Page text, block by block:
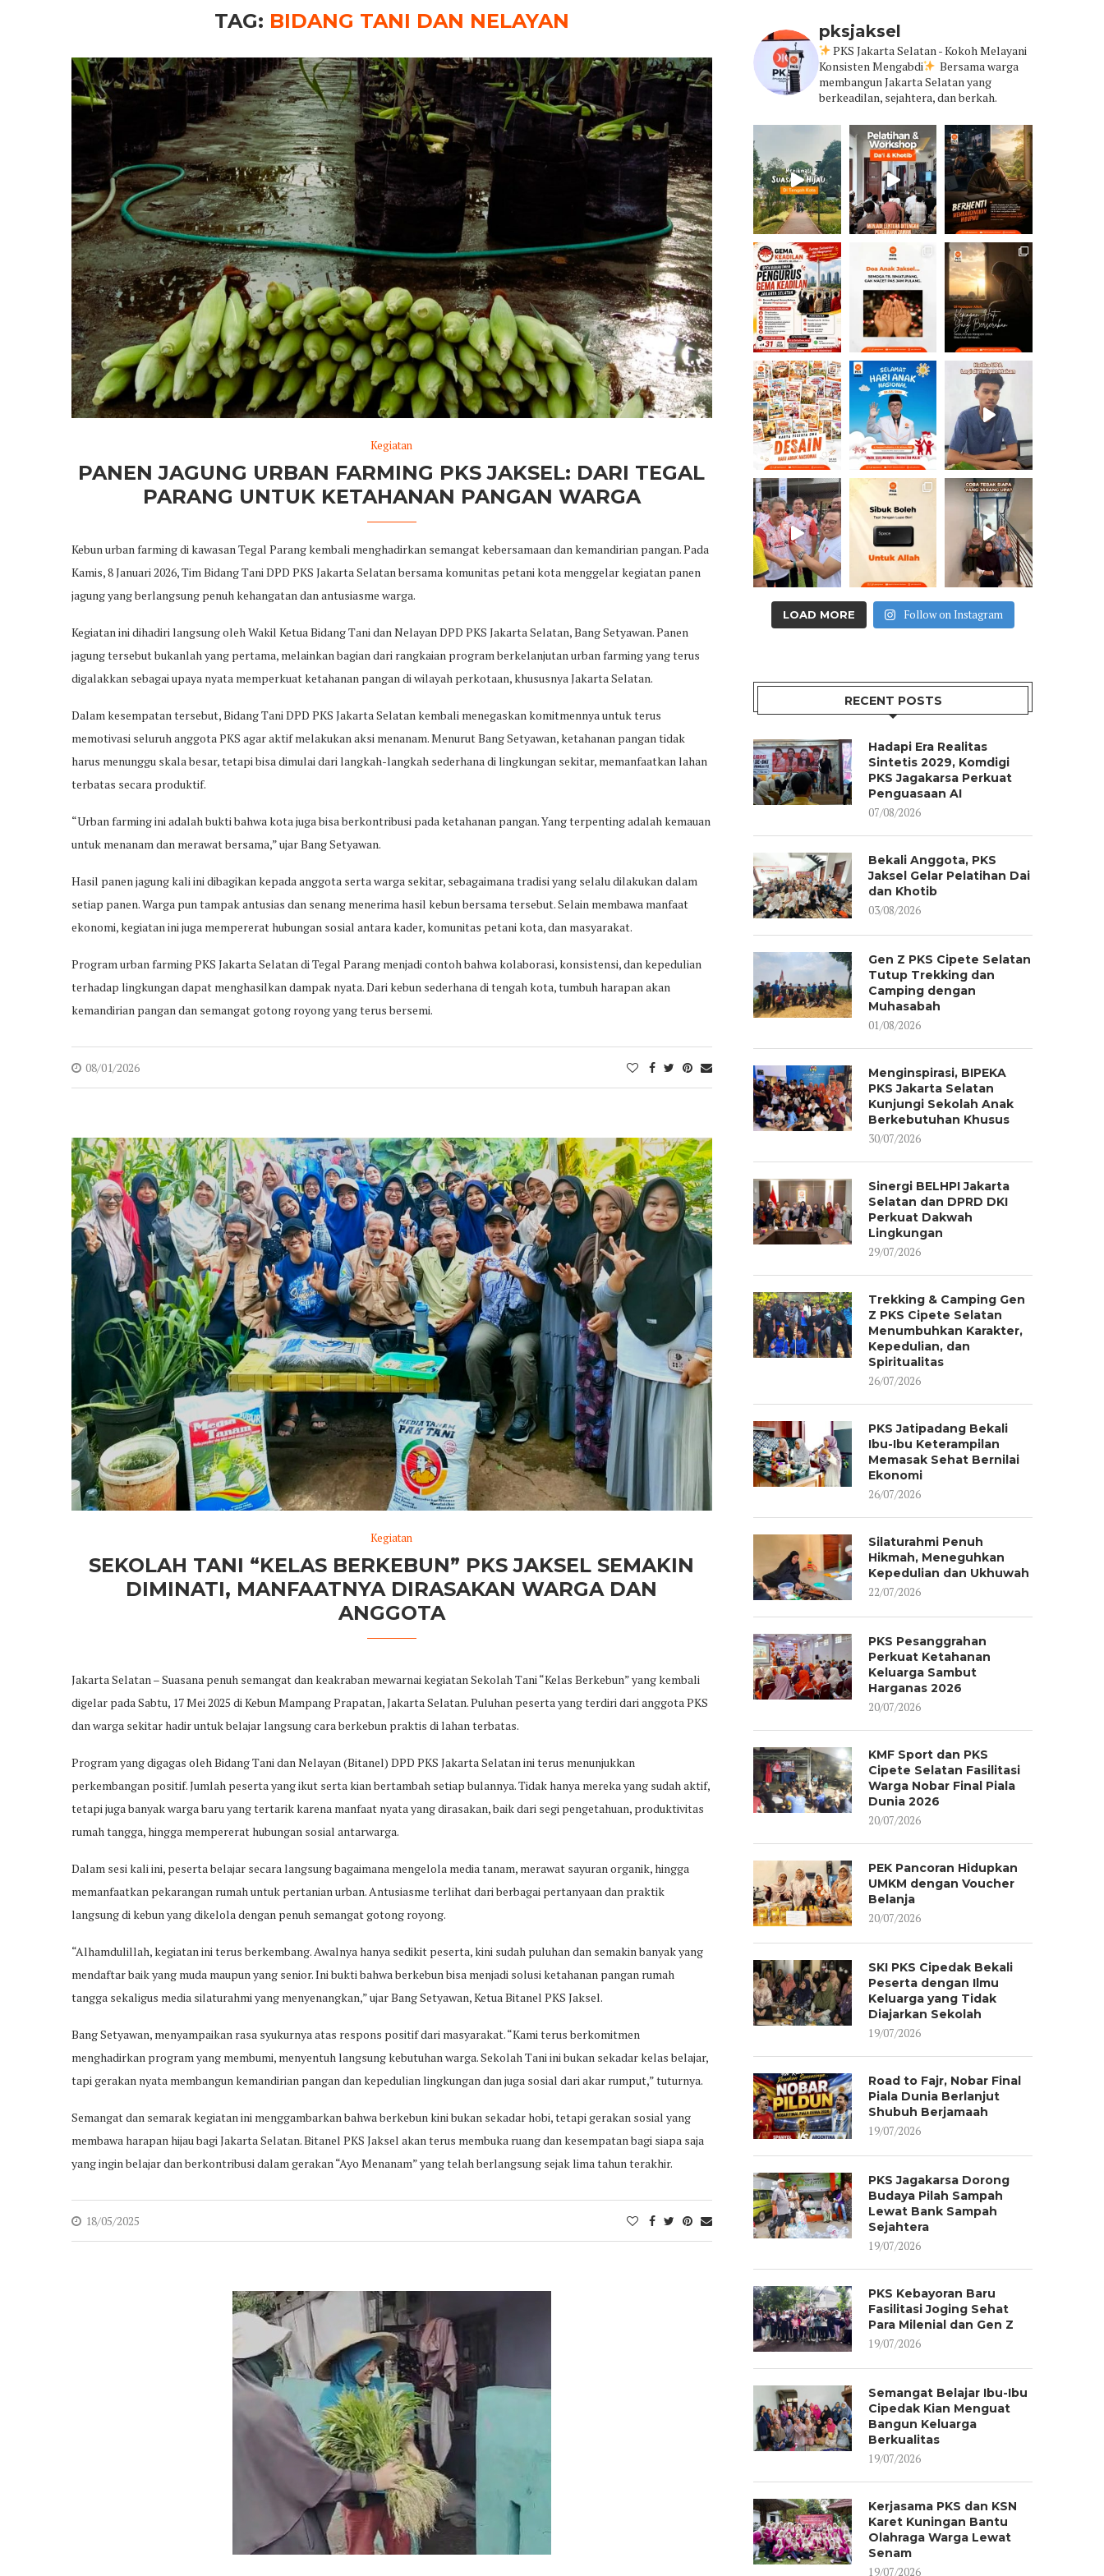
TAG: BIDANG TANI DAN NELAYAN
Kegiatan
PANEN JAGUNG URBAN FARMING PKS JAKSEL: DARI TEGAL
PARANG UNTUK KETAHANAN PANGAN WARGA
Kebun urban farming di kawasan Tegal Parang kembali menghadirkan semangat kebersamaan dan kemandirian pangan. Pada
Kamis, 8 Januari 2026, Tim Bidang Tani DPD PKS Jakarta Selatan bersama komunitas petani kota menggelar kegiatan panen
jagung yang berlangsung penuh kehangatan dan antusiasme warga.
Kegiatan ini dihadiri langsung oleh Wakil Ketua Bidang Tani dan Nelayan DPD PKS Jakarta Selatan, Bang Setyawan. Panen
jagung tersebut bukanlah yang pertama, melainkan bagian dari rangkaian program berkelanjutan urban farming yang terus
digalakkan sebagai upaya nyata memperkuat ketahanan pangan di wilayah perkotaan, khususnya Jakarta Selatan.
Dalam kesempatan tersebut, Bidang Tani DPD PKS Jakarta Selatan kembali menegaskan komitmennya untuk terus
memotivasi seluruh anggota PKS agar aktif melakukan aksi menanam. Menurut Bang Setyawan, ketahanan pangan tidak
harus menunggu skala besar, tetapi bisa dimulai dari langkah-langkah sederhana di lingkungan sekitar, memanfaatkan lahan
terbatas secara produktif.
“Urban farming ini adalah bukti bahwa kota juga bisa berkontribusi pada ketahanan pangan. Yang terpenting adalah kemauan
untuk menanam dan merawat bersama,” ujar Bang Setyawan.
Hasil panen jagung kali ini dibagikan kepada anggota serta warga sekitar, sebagaimana tradisi yang selalu dilakukan dalam
setiap panen. Warga pun tampak antusias dan senang menerima hasil kebun bersama tersebut. Selain membawa manfaat
ekonomi, kegiatan ini juga mempererat hubungan sosial antara kader, komunitas petani kota, dan masyarakat.
Program urban farming PKS Jakarta Selatan di Tegal Parang menjadi contoh bahwa kolaborasi, konsistensi, dan kepedulian
terhadap lingkungan dapat menghasilkan dampak nyata. Dari kebun sederhana di tengah kota, tumbuh harapan akan
kemandirian pangan dan semangat gotong royong yang terus bersemi.
08/01/2026
Kegiatan
SEKOLAH TANI “KELAS BERKEBUN” PKS JAKSEL SEMAKIN
DIMINATI, MANFAATNYA DIRASAKAN WARGA DAN
ANGGOTA
Jakarta Selatan – Suasana penuh semangat dan keakraban mewarnai kegiatan Sekolah Tani “Kelas Berkebun” yang kembali
digelar pada Sabtu, 17 Mei 2025 di Kebun Mampang Prapatan, Jakarta Selatan. Puluhan peserta yang terdiri dari anggota PKS
dan warga sekitar hadir untuk belajar langsung cara berkebun praktis di lahan terbatas.
Program yang digagas oleh Bidang Tani dan Nelayan (Bitanel) DPD PKS Jakarta Selatan ini terus menunjukkan
perkembangan positif. Jumlah peserta yang ikut serta kian bertambah setiap bulannya. Tidak hanya mereka yang sudah aktif,
tetapi juga banyak warga baru yang tertarik karena manfaat nyata yang dirasakan, baik dari segi pengetahuan, produktivitas
rumah tangga, hingga mempererat hubungan sosial antarwarga.
Dalam sesi kali ini, peserta belajar secara langsung bagaimana mengelola media tanam, merawat sayuran organik, hingga
memanfaatkan pekarangan rumah untuk pertanian urban. Antusiasme terlihat dari berbagai pertanyaan dan praktik
langsung di kebun yang dikelola dengan penuh semangat gotong royong.
“Alhamdulillah, kegiatan ini terus berkembang. Awalnya hanya sedikit peserta, kini sudah puluhan dan semakin banyak yang
mendaftar baik yang muda maupun yang senior. Ini bukti bahwa berkebun bisa menjadi solusi ketahanan pangan rumah
tangga sekaligus media silaturahmi yang menyenangkan,” ujar Bang Setyawan, Ketua Bitanel PKS Jaksel.
Bang Setyawan, menyampaikan rasa syukurnya atas respons positif dari masyarakat. “Kami terus berkomitmen
menghadirkan program yang membumi, menyentuh langsung kebutuhan warga. Sekolah Tani ini bukan sekadar kelas belajar,
tapi gerakan nyata membangun kemandirian pangan dan kepedulian lingkungan dan juga sosial dari akar rumput,” tuturnya.
Semangat dan semarak kegiatan ini menggambarkan bahwa berkebun kini bukan sekadar hobi, tetapi gerakan sosial yang
membawa harapan hijau bagi Jakarta Selatan. Bitanel PKS Jaksel akan terus membuka ruang dan kesempatan bagi siapa saja
yang ingin belajar dan berkontribusi dalam gerakan “Ayo Menanam” yang telah berlangsung sejak lima tahun terakhir.
18/05/2025
pksjaksel
PKS Jakarta Selatan - Kokoh Melayani
Konsisten Mengabdi
Bersama warga
membangun Jakarta Selatan yang
berkeadilan, sejahtera, dan berkah.
LOAD MORE Follow on Instagram
RECENT POSTS
Hadapi Era Realitas
Sintetis 2029, Komdigi
PKS Jagakarsa Perkuat
Penguasaan AI
07/08/2026
Bekali Anggota, PKS
Jaksel Gelar Pelatihan Dai
dan Khotib
03/08/2026
Gen Z PKS Cipete Selatan
Tutup Trekking dan
Camping dengan
Muhasabah
01/08/2026
Menginspirasi, BIPEKA
PKS Jakarta Selatan
Kunjungi Sekolah Anak
Berkebutuhan Khusus
30/07/2026
Sinergi BELHPI Jakarta
Selatan dan DPRD DKI
Perkuat Dakwah
Lingkungan
29/07/2026
Trekking & Camping Gen
Z PKS Cipete Selatan
Menumbuhkan Karakter,
Kepedulian, dan
Spiritualitas
26/07/2026
PKS Jatipadang Bekali
Ibu-Ibu Keterampilan
Memasak Sehat Bernilai
Ekonomi
26/07/2026
Silaturahmi Penuh
Hikmah, Meneguhkan
Kepedulian dan Ukhuwah
22/07/2026
PKS Pesanggrahan
Perkuat Ketahanan
Keluarga Sambut
Harganas 2026
20/07/2026
KMF Sport dan PKS
Cipete Selatan Fasilitasi
Warga Nobar Final Piala
Dunia 2026
20/07/2026
PEK Pancoran Hidupkan
UMKM dengan Voucher
Belanja
20/07/2026
SKI PKS Cipedak Bekali
Peserta dengan Ilmu
Keluarga yang Tidak
Diajarkan Sekolah
19/07/2026
Road to Fajr, Nobar Final
Piala Dunia Berlanjut
Shubuh Berjamaah
19/07/2026
PKS Jagakarsa Dorong
Budaya Pilah Sampah
Lewat Bank Sampah
Sejahtera
19/07/2026
PKS Kebayoran Baru
Fasilitasi Joging Sehat
Para Milenial dan Gen Z
19/07/2026
Semangat Belajar Ibu-Ibu
Cipedak Kian Menguat
Bangun Keluarga
Berkualitas
19/07/2026
Kerjasama PKS dan KSN
Karet Kuningan Bantu
Olahraga Warga Lewat
Senam
19/07/2026